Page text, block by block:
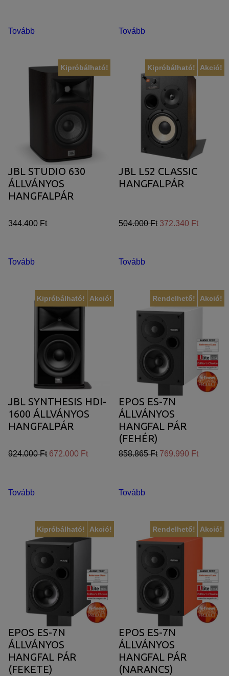
Tovább Tovább
Kipróbálható!
JBL STUDIO 630
ÁLLVÁNYOS
HANGFALPÁR
344.400 Ft
Tovább
Akció!
Kipróbálható!
JBL L52 CLASSIC
HANGFALPÁR
504.000 Ft 372.340 Ft
Tovább
Akció!
Kipróbálható!
JBL SYNTHESIS HDI-
1600 ÁLLVÁNYOS
HANGFALPÁR
924.000 Ft 672.000 Ft
Tovább
Akció!
Rendelhető!
EPOS ES-7N
ÁLLVÁNYOS
HANGFAL PÁR
(FEHÉR)
858.865 Ft 769.990 Ft
Tovább
Akció!
Kipróbálható!
EPOS ES-7N
ÁLLVÁNYOS
HANGFAL PÁR
(FEKETE)
Akció!
Rendelhető!
EPOS ES-7N
ÁLLVÁNYOS
HANGFAL PÁR
(NARANCS)